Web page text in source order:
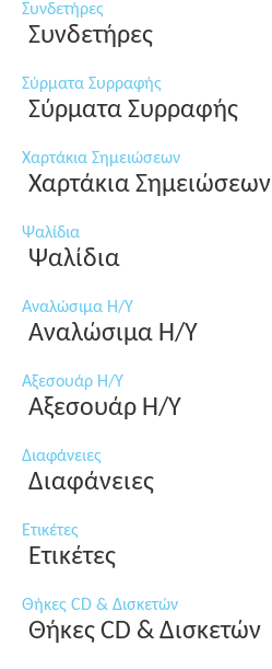
Συνδετήρες
Συνδετήρες
Σύρματα Συρραφής
Σύρματα Συρραφής
Χαρτάκια Σημειώσεων
Χαρτάκια Σημειώσεων
Ψαλίδια
Ψαλίδια
Αναλώσιμα Η/Υ
Αναλώσιμα Η/Υ
Αξεσουάρ Η/Υ
Αξεσουάρ Η/Υ
Διαφάνειες
Διαφάνειες
Ετικέτες
Ετικέτες
Θήκες CD & Δισκετών
Θήκες CD & Δισκετών